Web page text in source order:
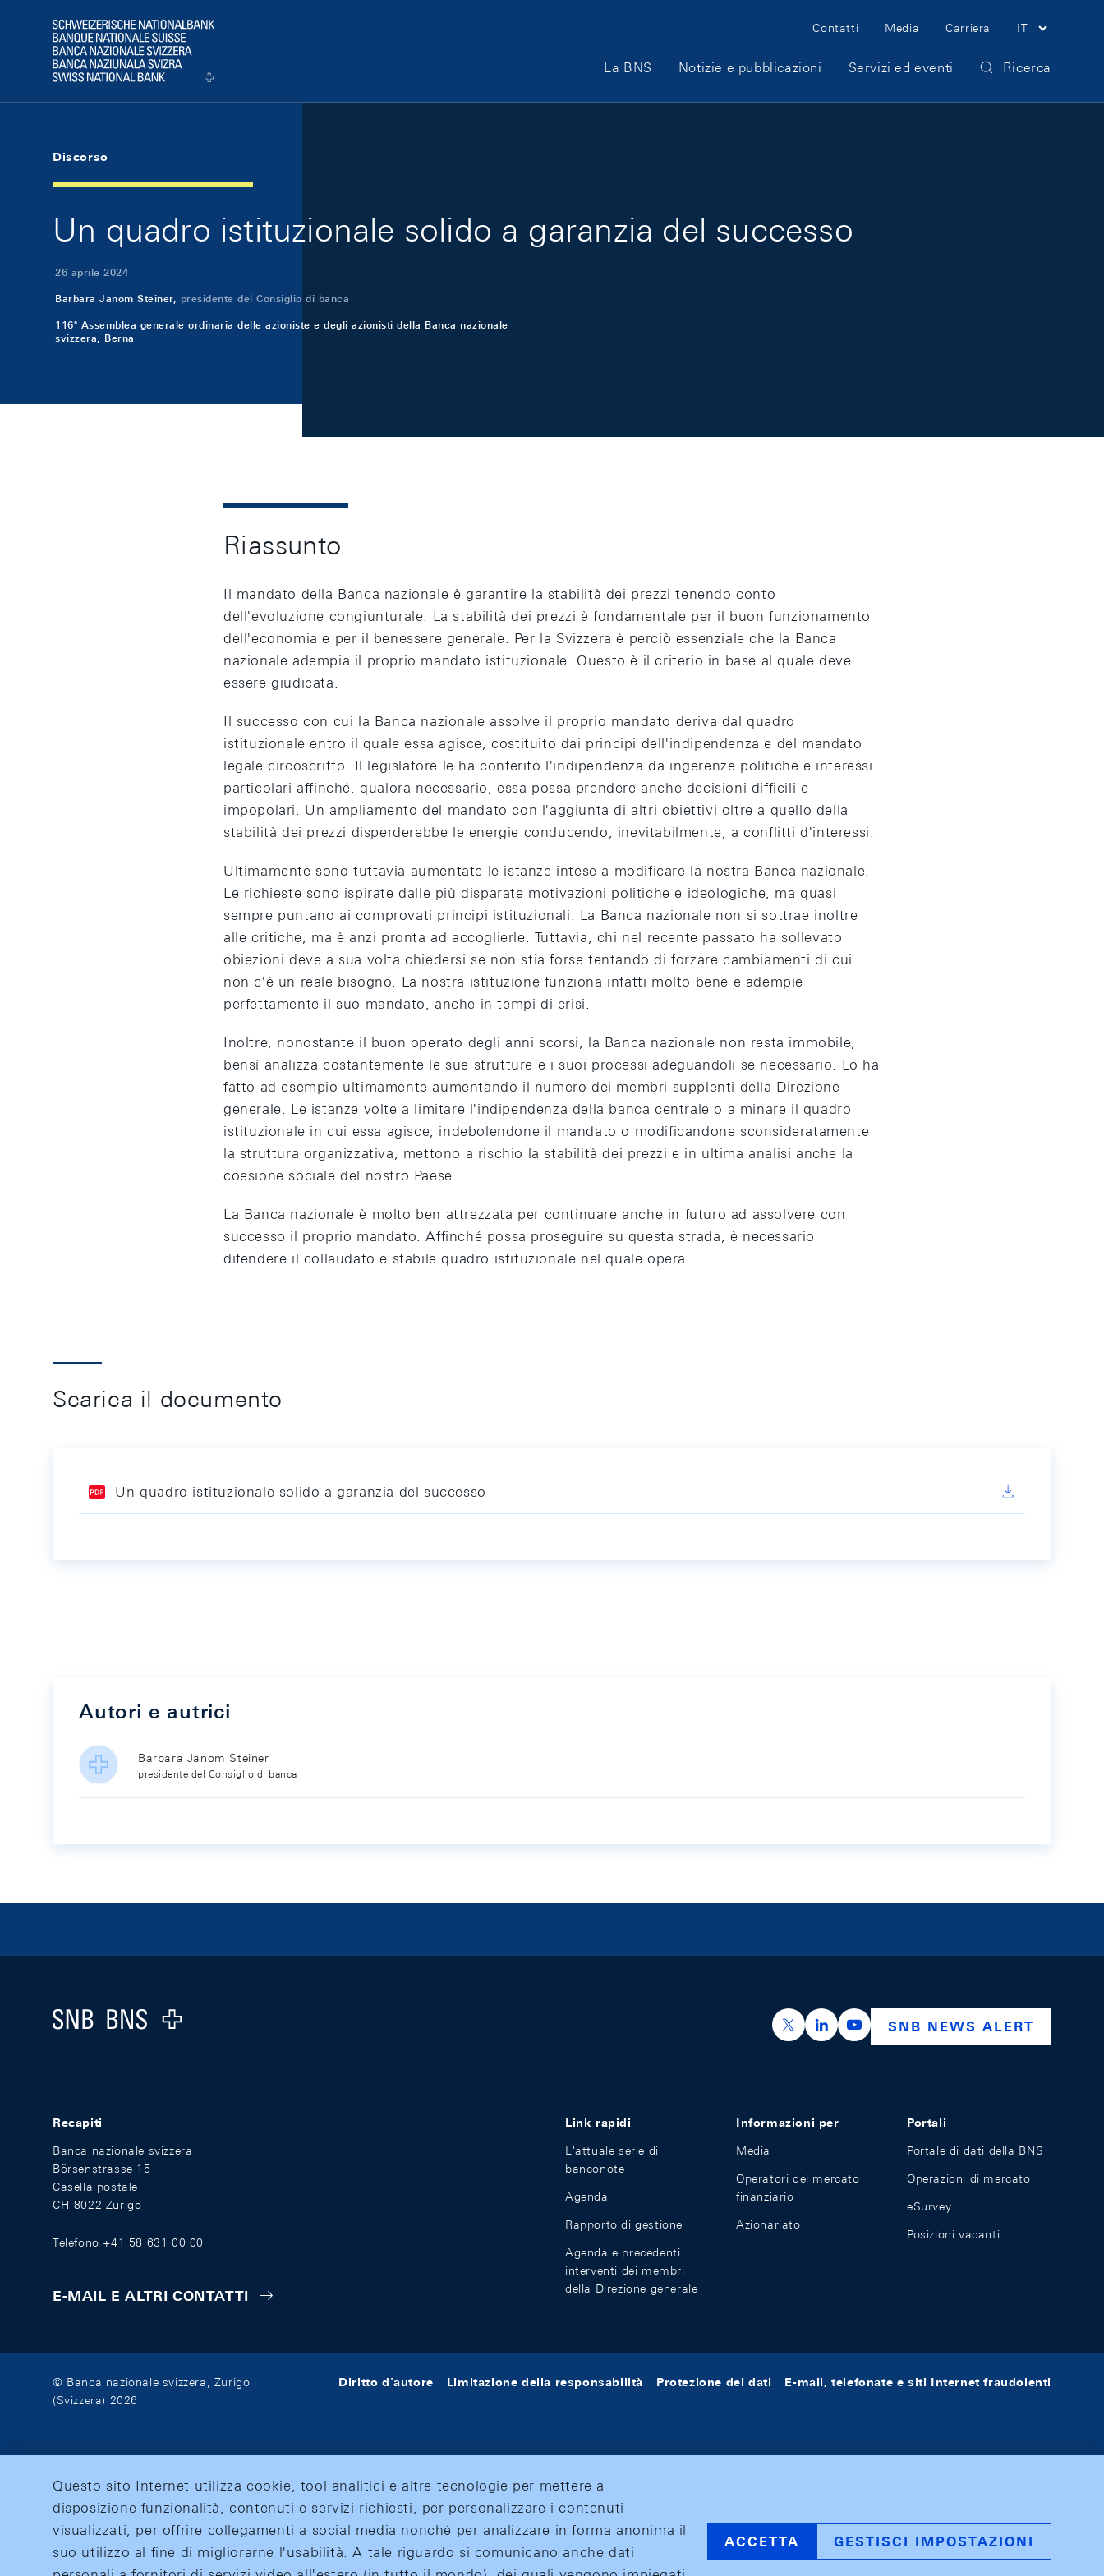
Logo
Meta Navigation
Contatti Media Carriera IT
Main Navigation
La BNS Notizie e pubblicazioni Servizi ed eventi Ricerca
Discorso
Un quadro istituzionale solido a garanzia del successo
26 aprile 2024
Barbara Janom Steiner, presidente del Consiglio di banca
116ª Assemblea generale ordinaria delle azioniste e degli azionisti della Banca nazionale
svizzera, Berna
Riassunto
Il mandato della Banca nazionale è garantire la stabilità dei prezzi tenendo conto
dell'evoluzione congiunturale. La stabilità dei prezzi è fondamentale per il buon funzionamento
dell'economia e per il benessere generale. Per la Svizzera è perciò essenziale che la Banca
nazionale adempia il proprio mandato istituzionale. Questo è il criterio in base al quale deve
essere giudicata.
Il successo con cui la Banca nazionale assolve il proprio mandato deriva dal quadro
istituzionale entro il quale essa agisce, costituito dai principi dell'indipendenza e del mandato
legale circoscritto. Il legislatore le ha conferito l'indipendenza da ingerenze politiche e interessi
particolari affinché, qualora necessario, essa possa prendere anche decisioni difficili e
impopolari. Un ampliamento del mandato con l'aggiunta di altri obiettivi oltre a quello della
stabilità dei prezzi disperderebbe le energie conducendo, inevitabilmente, a conflitti d'interessi.
Ultimamente sono tuttavia aumentate le istanze intese a modificare la nostra Banca nazionale.
Le richieste sono ispirate dalle più disparate motivazioni politiche e ideologiche, ma quasi
sempre puntano ai comprovati principi istituzionali. La Banca nazionale non si sottrae inoltre
alle critiche, ma è anzi pronta ad accoglierle. Tuttavia, chi nel recente passato ha sollevato
obiezioni deve a sua volta chiedersi se non stia forse tentando di forzare cambiamenti di cui
non c'è un reale bisogno. La nostra istituzione funziona infatti molto bene e adempie
perfettamente il suo mandato, anche in tempi di crisi.
Inoltre, nonostante il buon operato degli anni scorsi, la Banca nazionale non resta immobile,
bensì analizza costantemente le sue strutture e i suoi processi adeguandoli se necessario. Lo ha
fatto ad esempio ultimamente aumentando il numero dei membri supplenti della Direzione
generale. Le istanze volte a limitare l'indipendenza della banca centrale o a minare il quadro
istituzionale in cui essa agisce, indebolendone il mandato o modificandone sconsideratamente
la struttura organizzativa, mettono a rischio la stabilità dei prezzi e in ultima analisi anche la
coesione sociale del nostro Paese.
La Banca nazionale è molto ben attrezzata per continuare anche in futuro ad assolvere con
successo il proprio mandato. Affinché possa proseguire su questa strada, è necessario
difendere il collaudato e stabile quadro istituzionale nel quale opera.
Scarica il documento
Un quadro istituzionale solido a garanzia del successo
Autori e autrici
Barbara Janom Steiner
presidente del Consiglio di banca
Logo
https://x.com/snb_bns
https://ch.linkedin.com/company/swiss-
https://www.youtube.com/
SNB NEWS ALERT
Recapiti
Banca nazionale svizzera
Börsenstrasse 15
Casella postale
CH-8022 Zurigo
Telefono +41 58 631 00 00
E-MAIL E ALTRI CONTATTI
Link rapidi
L'attuale serie di
banconote
Agenda
Rapporto di gestione
Agenda e precedenti
interventi dei membri
della Direzione generale
Informazioni per
Media
Operatori del mercato
finanziario
Azionariato
Portali
Portale di dati della BNS
Operazioni di mercato
eSurvey
Posizioni vacanti
© Banca nazionale svizzera, Zurigo
(Svizzera) 2026
Diritto d'autore Limitazione della responsabilità Protezione dei dati E-mail, telefonate e siti Internet fraudolenti
Questo sito Internet utilizza cookie, tool analitici e altre tecnologie per mettere a
disposizione funzionalità, contenuti e servizi richiesti, per personalizzare i contenuti
visualizzati, per offrire collegamenti a social media nonché per analizzare in forma anonima il
suo utilizzo al fine di migliorarne l'usabilità. A tale riguardo si comunicano anche dati
ACCETTA GESTISCI IMPOSTAZIONI